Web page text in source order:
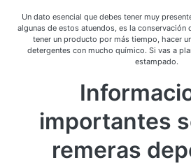
Un dato esencial que debes tener muy
algunas de estos atuendos, es la
tener un producto por más tiempo, hacer
detergentes con mucho químico. Si vas a
estampado.
importantes
remeras